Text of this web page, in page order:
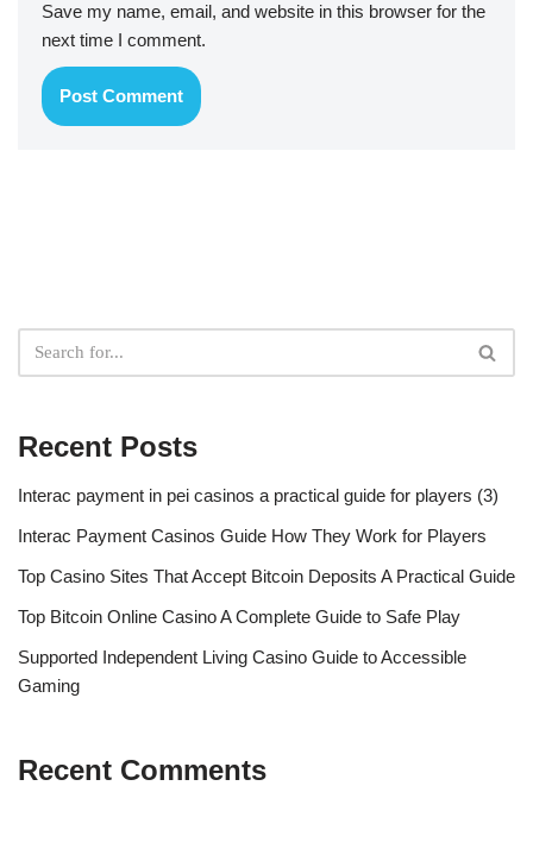
Save my name, email, and website in this browser for the
next time I comment.
Recent Posts
Interac payment in pei casinos a practical guide for players (3)
Interac Payment Casinos Guide How They Work for Players
Top Casino Sites That Accept Bitcoin Deposits A Practical Guide
Top Bitcoin Online Casino A Complete Guide to Safe Play
Supported Independent Living Casino Guide to Accessible
Gaming
Recent Comments